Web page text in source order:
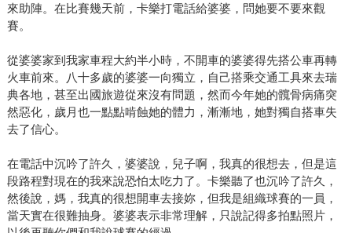
來助陣。在比賽幾天前，卡樂打電話給婆婆，問她要不要來觀
賽。
從婆婆家到我家車程大約半小時，不開車的婆婆得先搭公車再轉
火車前來。八十多歲的婆婆一向獨立，自己搭乘交通工具來去瑞
典各地，甚至出國旅遊從來沒有問題，然而今年她的髖骨病痛突
然惡化，歲月也一點點啃蝕她的體力，漸漸地，她對獨自搭車失
去了信心。
在電話中沉吟了許久，婆婆說，兒子啊，我真的很想去，但是這
段路程對現在的我來說恐怕太吃力了。卡樂聽了也沉吟了許久，
然後說，媽，我真的很想開車去接妳，但我是組織球賽的一員，
當天實在很難抽身。婆婆表示非常理解，只說記得多拍點照片，